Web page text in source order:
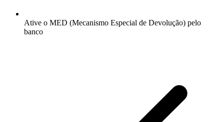
Ative o MED (Mecanismo Especial de Devolução) pelo
banco